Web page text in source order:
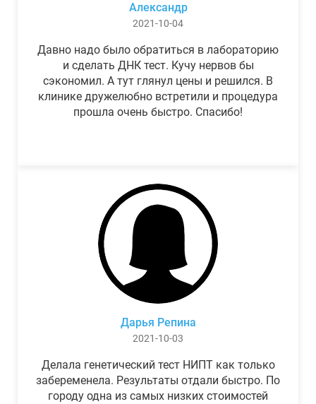
Александр
2021-10-04
Давно надо было обратиться в лабораторию
и сделать ДНК тест. Кучу нервов бы
сэкономил. А тут глянул цены и решился. В
клинике дружелюбно встретили и процедура
прошла очень быстро. Спасибо!
Дарья Репина
2021-10-03
Делала генетический тест НИПТ как только
забеременела. Результаты отдали быстро. По
городу одна из самых низких стоимостей